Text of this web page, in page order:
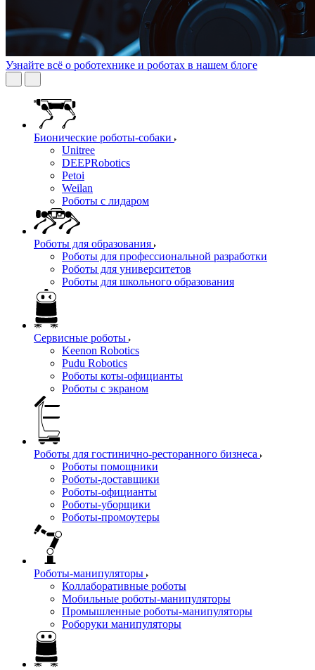
Узнайте всё о роботехнике и роботах в нашем блоге
Бионические роботы-собаки
Unitree
DEEPRobotics
Petoi
Weilan
Роботы с лидаром
Роботы для образования
Роботы для профессиональной разработки
Роботы для университетов
Роботы для школьного образования
Сервисные роботы
Keenon Robotics
Pudu Robotics
Роботы коты-официанты
Роботы с экраном
Роботы для гостинично-ресторанного бизнеса
Роботы помощники
Роботы-доставщики
Роботы-официанты
Роботы-уборщики
Роботы-промоутеры
Роботы-манипуляторы
Коллаборативные роботы
Мобильные роботы-манипуляторы
Промышленные роботы-манипуляторы
Роборуки манипуляторы